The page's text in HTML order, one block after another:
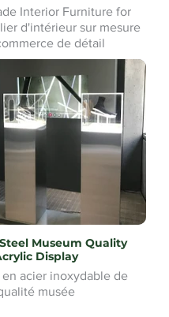
Interior Furniture for
d'intérieur sur mesure
de détail
Museum Quality
Display
en acier inoxydable de
musée